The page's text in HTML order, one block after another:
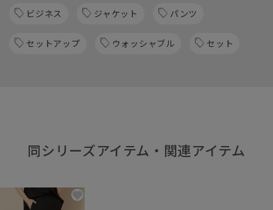
ビジネス ジャケット パンツ
セットアップ ウォッシャブル セット
同シリーズアイテム・関連アイテム